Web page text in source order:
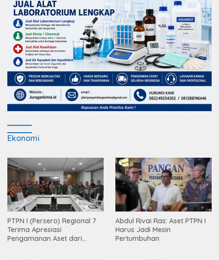
Ekonomi
PTPN I (Persero) Regional 7
Terima Apresiasi
Pengamanan Aset dari
Abdul Rivai Ras: Aset PTPN I
Harus Jadi Mesin
Pertumbuhan